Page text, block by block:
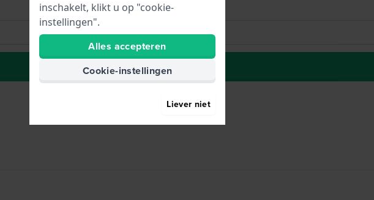
Naar wenslijst
inschakelt, klikt u op "cookie-
instellingen".
Alles accepteren
Cookie-instellingen
Liever niet